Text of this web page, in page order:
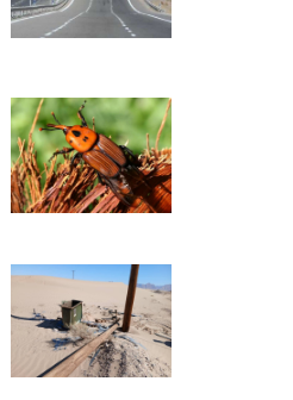
19 Esfand 1404 -
06 Esfand 1404 -
04 Esfand 1404 -